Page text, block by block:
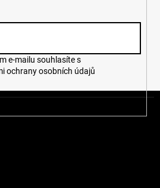
ochrany osobních údajů